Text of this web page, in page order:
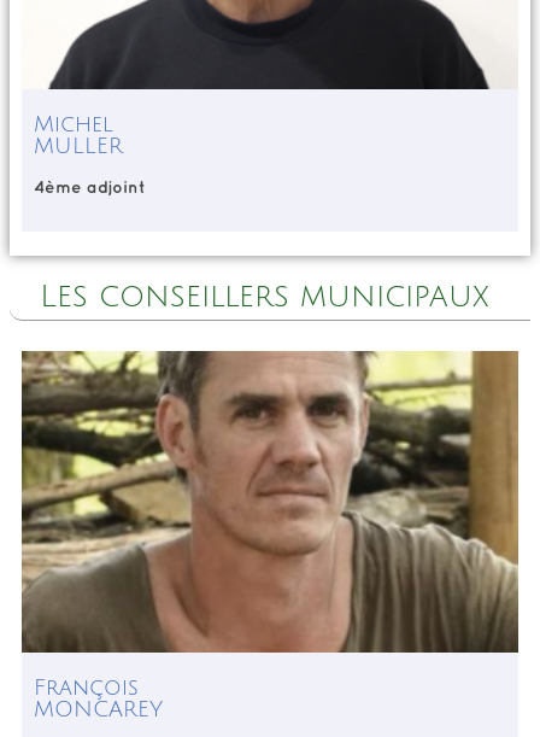
Michel
MULLER
4ème adjoint
Les conseillers municipaux
François
MONCAREY